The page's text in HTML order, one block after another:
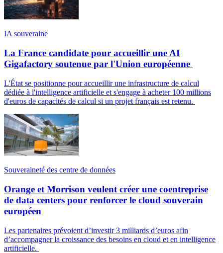
IA souveraine
La France candidate pour accueillir une AI
Gigafactory soutenue par l'Union européenne
L'État se positionne pour accueillir une infrastructure de calcul
dédiée à l'intelligence artificielle et s'engage à acheter 100 millions
d'euros de capacités de calcul si un projet français est retenu.
Souveraineté des centre de données
Orange et Morrison veulent créer une coentreprise
de data centers pour renforcer le cloud souverain
européen
Les partenaires prévoient d’investir 3 milliards d’euros afin
d’accompagner la croissance des besoins en cloud et en intelligence
artificielle.